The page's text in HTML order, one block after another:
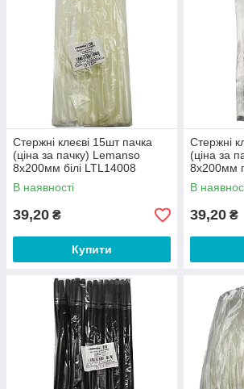
Стержні клеєві 15шт пачка
(ціна за пачку) Lemanso
8x200мм білі LTL14008
В наявності
39,20 ₴
Купити
Стержні
(ціна за
8x200мм
В
39,20 ₴